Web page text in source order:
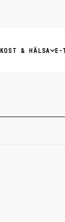
KOST & HÄLSA E-